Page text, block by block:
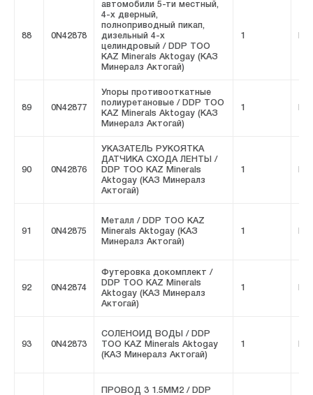
88 0N42878
автомобили 5-ти местный,
4-х дверный,
полноприводный пикап,
дизельный 4-х
целиндровый / DDP ТОО
KAZ Minerals Aktogay (КАЗ
Минералз Актогай)
1
89 0N42877
Упоры противооткатные
полиуретановые / DDP ТОО
KAZ Minerals Aktogay (КАЗ
Минералз Актогай)
1
90 0N42876
УКАЗАТЕЛЬ РУКОЯТКА
ДАТЧИКА СХОДА ЛЕНТЫ /
DDP ТОО KAZ Minerals
Aktogay (КАЗ Минералз
Актогай)
1
91 0N42875
Металл / DDP ТОО KAZ
Minerals Aktogay (КАЗ
Минералз Актогай)
1
92 0N42874
Футеровка докомплект /
DDP ТОО KAZ Minerals
Aktogay (КАЗ Минералз
Актогай)
1
93 0N42873
СОЛЕНОИД ВОДЫ / DDP
ТОО KAZ Minerals Aktogay
(КАЗ Минералз Актогай)
1
ПРОВОД 3 1.5MM2 / DDP